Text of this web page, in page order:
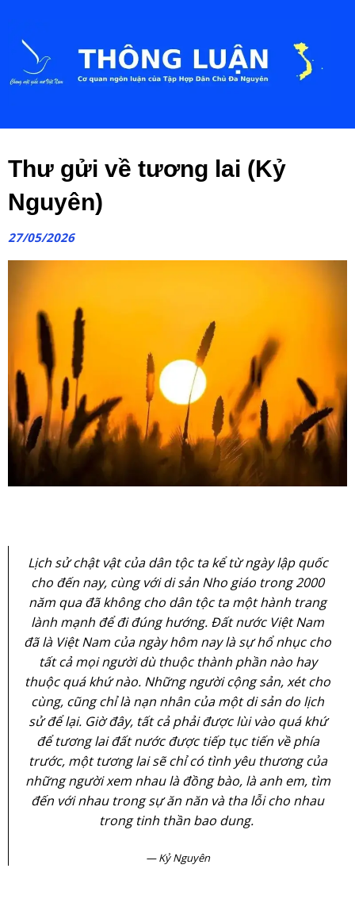
Thư gửi về tương lai (Kỷ
Nguyên)
27/05/2026
Lịch sử chật vật của dân tộc ta kể từ ngày lập quốc
cho đến nay, cùng với di sản Nho giáo trong 2000
năm qua đã không cho dân tộc ta một hành trang
lành mạnh để đi đúng hướng. Đất nước Việt Nam
đã là Việt Nam của ngày hôm nay là sự hổ nhục cho
tất cả mọi người dù thuộc thành phần nào hay
thuộc quá khứ nào. Những người cộng sản, xét cho
cùng, cũng chỉ là nạn nhân của một di sản do lịch
sử để lại. Giờ đây, tất cả phải được lùi vào quá khứ
để tương lai đất nước được tiếp tục tiến về phía
trước, một tương lai sẽ chỉ có tình yêu thương của
những người xem nhau là đồng bào, là anh em, tìm
đến với nhau trong sự ăn năn và tha lỗi cho nhau
trong tinh thần bao dung.
Kỷ Nguyên